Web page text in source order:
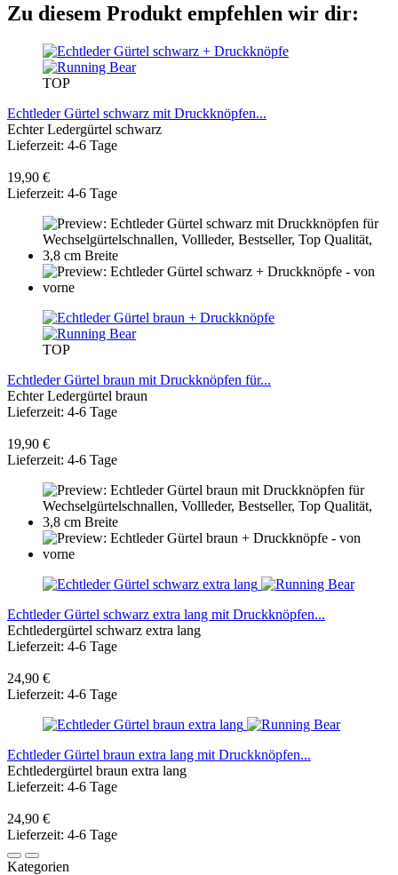
Zu diesem Produkt empfehlen wir dir:
TOP
Echtleder Gürtel schwarz mit Druckknöpfen...
Echter Ledergürtel schwarz
Lieferzeit: 4-6 Tage
19,90 €
Lieferzeit: 4-6 Tage
TOP
Echtleder Gürtel braun mit Druckknöpfen für...
Echter Ledergürtel braun
Lieferzeit: 4-6 Tage
19,90 €
Lieferzeit: 4-6 Tage
Echtleder Gürtel schwarz extra lang mit Druckknöpfen...
Echtledergürtel schwarz extra lang
Lieferzeit: 4-6 Tage
24,90 €
Lieferzeit: 4-6 Tage
Echtleder Gürtel braun extra lang mit Druckknöpfen...
Echtledergürtel braun extra lang
Lieferzeit: 4-6 Tage
24,90 €
Lieferzeit: 4-6 Tage
Kategorien